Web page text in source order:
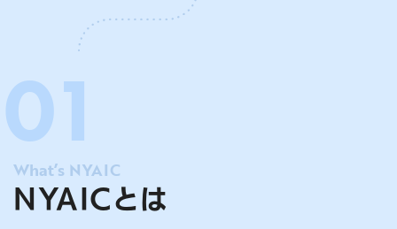
NYAICとは
What’s NYAIC